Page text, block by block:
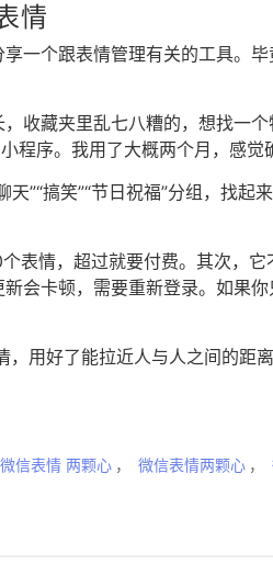
情
一个跟表情管理有关的工具。
收藏夹里乱七八糟的，想找一
程序。我用了大概两个月，感觉
”“搞笑”“节日祝福”分组，找起
表情，超过就要付费。其次，它
会卡顿，需要重新登录。如果
用好了能拉近人与人之间的距
微信表情 两颗心 ， 微信表情两颗心 ，